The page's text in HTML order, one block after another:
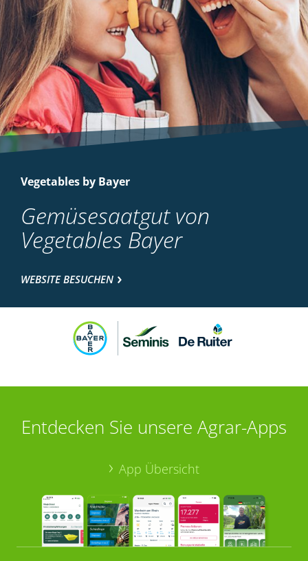
Vegetables by Bayer
Gemüsesaatgut von
Vegetables Bayer
WEBSITE BESUCHEN
Entdecken Sie unsere Agrar-Apps
App Übersicht